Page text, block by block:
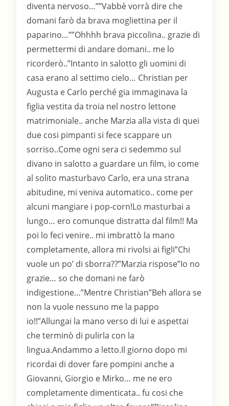
diventa nervoso…””Vabbè vorrà dire che
domani farò da brava mogliettina per il
paparino…””Ohhhh brava piccolina.. grazie di
permettermi di andare domani.. me lo
ricorderò..”Intanto in salotto gli uomini di
casa erano al settimo cielo… Christian per
Augusta e Carlo perché gia immaginava la
figlia vestita da troia nel nostro lettone
matrimoniale.. anche Marzia alla vista di quei
due cosi pimpanti si fece scappare un
sorriso..Come ogni sera ci sedemmo sul
divano in salotto a guardare un film, io come
al solito masturbavo Carlo, era una strana
abitudine, mi veniva automatico.. come per
alcuni mangiare i pop-corn!Lo masturbai a
lungo… ero comunque distratta dal film!! Ma
poi lo feci venire.. mi imbrattò la mano
completamente, allora mi rivolsi ai figli”Chi
vuole un po’ di sborra??”Marzia rispose”Io no
grazie… so che domani ne farò
indigestione…”Mentre Christian”Beh allora se
non la vuole nessuno me la pappo
io!!”Allungai la mano verso di lui e aspettai
che terminò di pulirla con la
lingua.Andammo a letto.Il giorno dopo mi
ricordai di dover fare pompini anche a
Giovanni, Giorgio e Mirko… me ne ero
completamente dimenticata.. fu cosi che